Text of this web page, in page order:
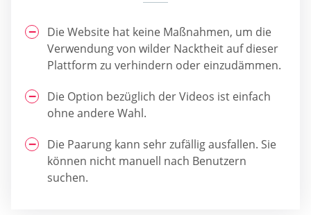
Die Website hat keine Maßnahmen, um die
Verwendung von wilder Nacktheit auf dieser
Plattform zu verhindern oder einzudämmen.
Die Option bezüglich der Videos ist einfach
ohne andere Wahl.
Die Paarung kann sehr zufällig ausfallen. Sie
können nicht manuell nach Benutzern
suchen.